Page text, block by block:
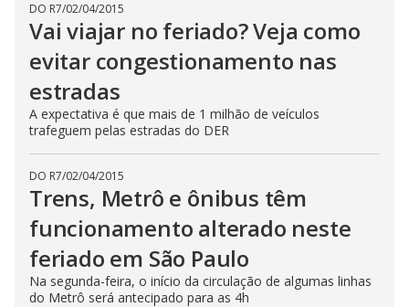
DO R7/02/04/2015
Vai viajar no feriado? Veja como
evitar congestionamento nas
estradas
A expectativa é que mais de 1 milhão de veículos
trafeguem pelas estradas do DER
DO R7/02/04/2015
Trens, Metrô e ônibus têm
funcionamento alterado neste
feriado em São Paulo
Na segunda-feira, o início da circulação de algumas linhas
do Metrô será antecipado para as 4h